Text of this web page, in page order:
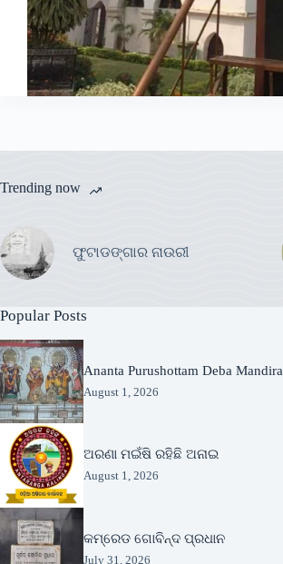
Trending now
ଫୁଟାଡଙ୍ଗାର ନାଉରୀ
Popular Posts
Ananta Purushottam Deba Mandira
August 1, 2026
ଅରଣା ମଇଁଷି ରହିଛି ଅନାଇ
August 1, 2026
କମ୍ରେଡ ଗୋବିନ୍ଦ ପ୍ରଧାନ
July 31, 2026